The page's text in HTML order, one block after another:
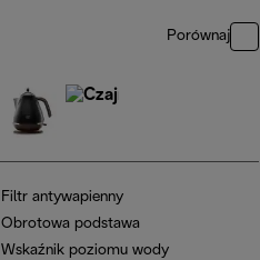
Porównaj
Filtr antywapienny
Obrotowa podstawa
Wskaźnik poziomu wody